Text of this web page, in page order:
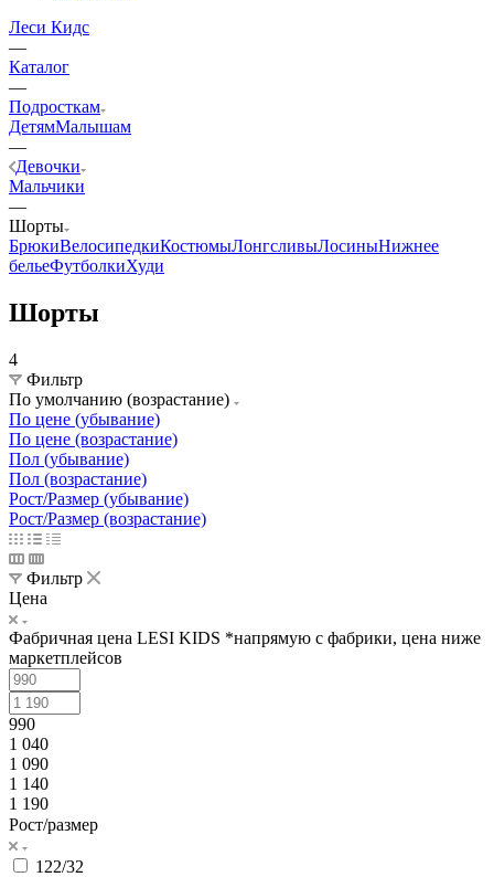
Леси Кидс
—
Каталог
—
Подросткам
ДетямМалышам
—
Девочки
Мальчики
—
Шорты
БрюкиВелосипедкиКостюмыЛонгсливыЛосиныНижнее
бельеФутболкиХуди
Шорты
4
Фильтр
По умолчанию (возрастание)
По цене (убывание)
По цене (возрастание)
Пол (убывание)
Пол (возрастание)
Рост/Размер (убывание)
Рост/Размер (возрастание)
Фильтр
Цена
Фабричная цена LESI KIDS *напрямую с фабрики, цена ниже
маркетплейсов
990
1 040
1 090
1 140
1 190
Рост/размер
122/32